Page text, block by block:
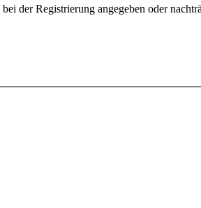
der Registrierung angegeben oder